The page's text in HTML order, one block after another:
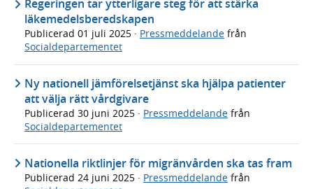
Regeringen tar ytterligare steg för att stärka
läkemedelsberedskapen
Publicerad 01 juli 2025 · Pressmeddelande från
Socialdepartementet
Ny nationell jämförelsetjänst ska hjälpa patienter
att välja rätt vårdgivare
Publicerad 30 juni 2025 · Pressmeddelande från
Socialdepartementet
Nationella riktlinjer för migränvården ska tas fram
Publicerad 24 juni 2025 · Pressmeddelande från